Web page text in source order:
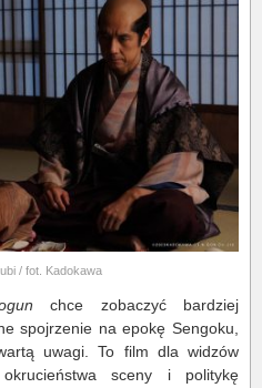
/ fot. Kadokawa
chce zobaczyć bardziej
spojrzenie na epokę Sengoku,
uwagi. To film dla widzów
sceny i politykę